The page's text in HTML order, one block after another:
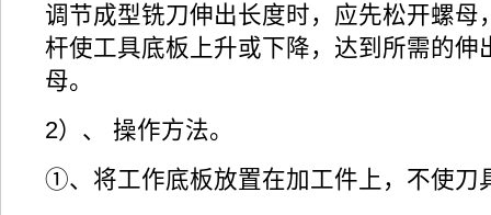
调节成型铣刀伸出长度时，应先松开螺母
杆使工具底板上升或下降，达到所需的伸
母。
2）、 操作方法。
①、将工作底板放置在加工件上，不使刀